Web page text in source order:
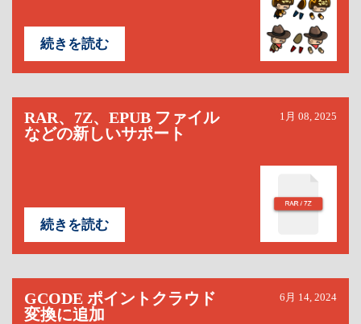
続きを読む
RAR、7Z、EPUB ファイル
などの新しいサポート
1月 08, 2025
続きを読む
GCODE ポイントクラウド
変換に追加
6月 14, 2024